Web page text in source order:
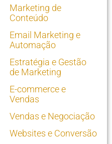
Marketing de
Conteúdo
Email Marketing e
Automação
Estratégia e Gestão
de Marketing
E-commerce e
Vendas
Vendas e Negociação
Websites e Conversão